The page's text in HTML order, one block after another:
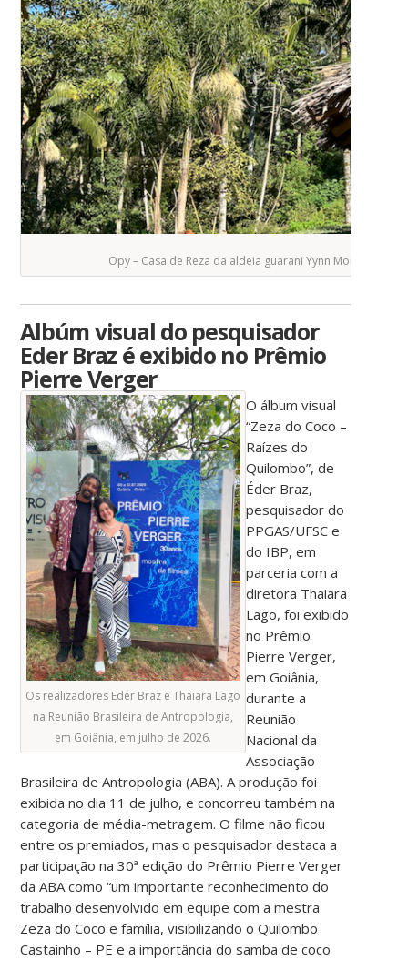
Opy – Casa de Reza da aldeia guarani Yynn Moroti
Albúm visual do pesquisador
Eder Braz é exibido no Prêmio
Pierre Verger
Os realizadores Eder Braz e Thaiara Lago
na Reunião Brasileira de Antropologia,
em Goiânia, em julho de 2026.
O álbum visual
“Zeza do Coco –
Raízes do
Quilombo”, de
Éder Braz,
pesquisador do
PPGAS/UFSC e
do IBP, em
parceria com a
diretora Thaiara
Lago, foi exibido
no Prêmio
Pierre Verger,
em Goiânia,
durante a
Reunião
Nacional da
Associação
Brasileira de Antropologia (ABA). A produção foi
exibida no dia 11 de julho, e concorreu também na
categoria de média-metragem. O filme não ficou
entre os premiados, mas o pesquisador destaca a
participação na 30ª edição do Prêmio Pierre Verger
da ABA como “um importante reconhecimento do
trabalho desenvolvido em equipe com a mestra
Zeza do Coco e família, visibilizando o Quilombo
Castainho – PE e a importância do samba de coco